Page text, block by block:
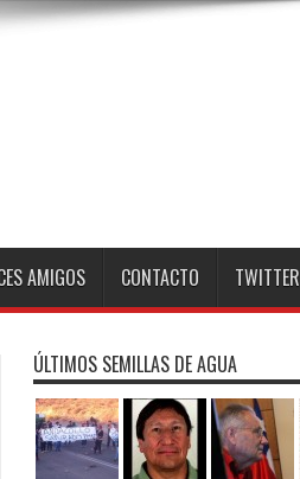
AMIGOS CONTACTO TWITTER
ÚLTIMOS SEMILLAS DE AGUA